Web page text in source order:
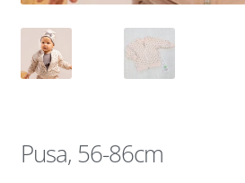
Pusa, 56-86cm